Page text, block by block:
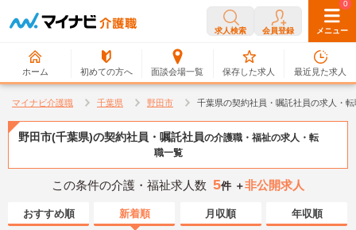
求人検索 会員登録 メニュー
ホーム 初めての方へ 面談会場一覧
0
保存した求人
0
最近見た求人
マイナビ介護職 千葉県 野田市 千葉県の契約社員・嘱託社員の求人・
野田市(千葉県)の契約社員・嘱託社員の介護職・福祉の求人・転
職一覧
この条件の介護・福祉求人数 5件 ＋非公開求人
おすすめ順 新着順 月収順 年収順